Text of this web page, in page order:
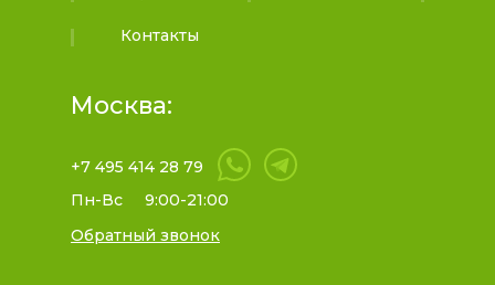
Контакты
Москва:
+7 495 414 28 79
Пн-Вс
9:00-21:00
Обратный звонок